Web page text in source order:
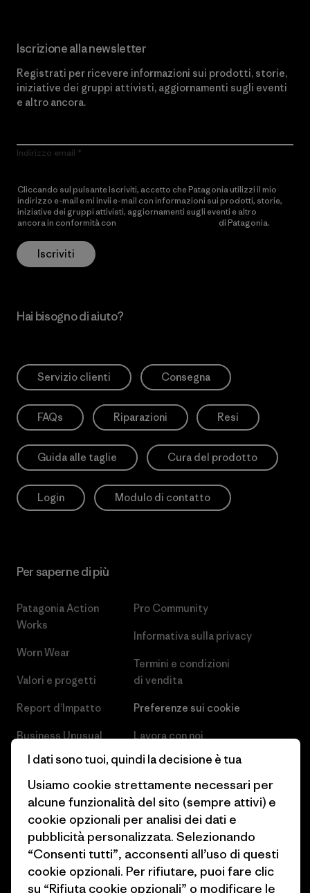
Iscrizione alla newsletter
Registrati per ricevere informazioni sui prodotti, storie,
iniziative dei gruppi attivisti, aggiornamenti sugli eventi
e altro ancora.
Indirizzo email
Cliccando sul pulsante Iscriviti, accetto che Patagonia utilizzi il mio
indirizzo e-mail e mi invii e-mail con informazioni sui prodotti, storie,
iniziative dei gruppi attivisti, aggiornamenti sugli eventi e altro
ancora in conformità con
di Patagonia.
Iscriviti
Hai bisogno di aiuto?
Servizio clienti Consegna
FAQs Riparazioni Resi
Guida alle taglie Cura del prodotto
Login Modulo di contatto
Per saperne di più
Patagonia Action
Works
Worn Wear
Valori e progetti
Report d’Impatto
Business Unusual
Obiettivi climatici
1% For The Planet
Come finanziamo
Buoni regalo
Trova un negozio
Pro Community
Informativa sulla privacy
Termini e condizioni
di vendita
Preferenze sui cookie
Lavora con noi
Stampa e media
Industry program
Programma di affiliazione
Patagonia Svizzera Mappa del
sito
I dati sono tuoi, quindi la decisione è tua
Usiamo cookie strettamente necessari per
alcune funzionalità del sito (sempre attivi) e
cookie opzionali per analisi dei dati e
pubblicità personalizzata. Selezionando
“Consenti tutti”, acconsenti all’uso di questi
cookie opzionali. Per rifiutare, puoi fare clic
su “Rifiuta cookie opzionali” o modificare le